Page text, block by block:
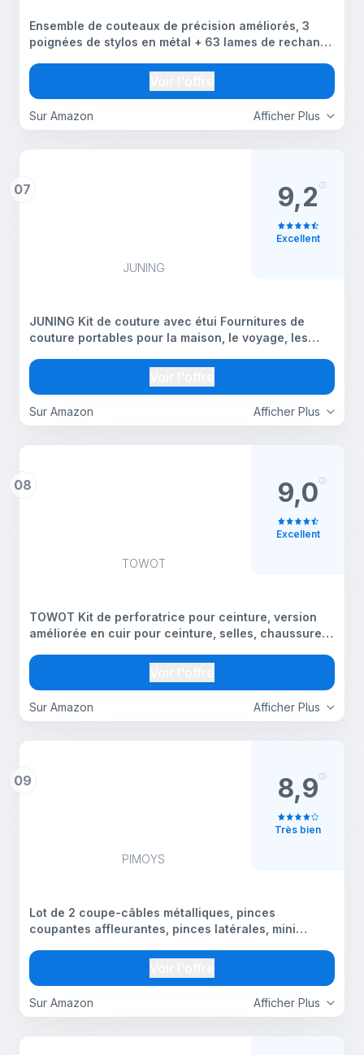
Afficher Plus
Sur Amazon
Ensemble de couteaux de précision améliorés, 3
poignées de stylos en métal + 63 lames de rechange
de coupe pour loisirs créatifs, crayons
07
JUNING
Afficher Plus
Sur Amazon
JUNING Kit de couture avec étui Fournitures de
couture portables pour la maison, le voyage, les
ciseaux, aiguilles, mètre
9,2
Excellent
08
TOWOT
Afficher Plus
Sur Amazon
TOWOT Kit de perforatrice pour ceinture, version
améliorée en cuir pour ceinture, selles, chaussures,
rotative robuste à 6 trous uniquement TOWOT CA
9,0
Excellent
09
PIMOYS
Afficher Plus
Sur Amazon
Lot de 2 coupe-câbles métalliques, pinces
coupantes affleurantes, pinces latérales, mini
affleurantes, pinces coupantes diagonales, outil
pour fabrication
8,9
Très bien